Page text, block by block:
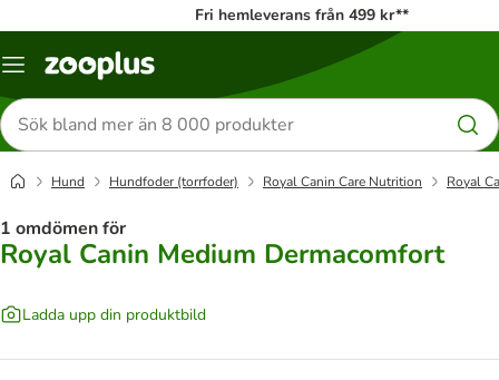
Fri hemleverans från 499 kr**
Katalogmeny
Sök
efter
produkter
Hund Hundfoder (torrfoder) Royal Canin Care Nutrition Royal
1 omdömen för
Royal Canin Medium Dermacomfort
Ladda upp din produktbild